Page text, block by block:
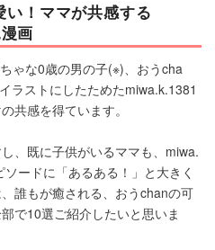
！ママが共感する
画
ゃな0歳の男の子(※)、おうcha
ラストにしたためたmiwa.k.1381
共感を得ています。
、既に子供がいるママも、miwa.
ードに「あるある！」と大きく
誰もが癒される、おうchanの可
で10選ご紹介したいと思いま